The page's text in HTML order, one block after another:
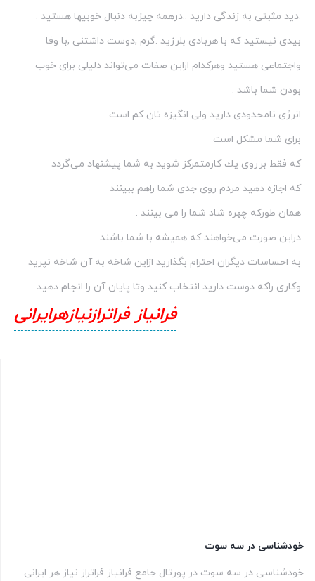
.دید مثبتی به زندگی دارید ..درهمه چیزبه دنبال خوبیها هستید .
بیدی نیستید كه با هربادی بلرزید .گرم ,دوست داشتنی ,با وفا
واجتماعی هستید وهركدام ازاین صفات می‌تواند دلیلی برای خوب
بودن شما باشد .
انرژی نامحدودی دارید ولی انگیزه تان كم است .
برای شما مشكل است
كه فقط برروی یك كارمتمركز شوید به شما پیشنهاد می‌گردد
كه اجازه دهید مردم روی جدی شما راهم ببینند
همان طوركه چهره شاد شما را می بینند .
دراین صورت می‌خواهند كه همیشه با شما باشند .
به احساسات دیگران احترام بگذارید ازاین شاخه به آن شاخه نپرید
وكاری راكه دوست دارید انتخاب كنید وتا پایان آن را انجام دهید
فرانیاز فراترازنیازهرایرانی
خودشناسی در سه سوت
خودشناسی در سه سوت در پورتال جامع فرانیاز فراتراز نیاز هر ایرانی